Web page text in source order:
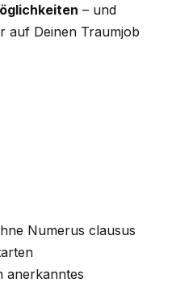
– und
auf Deinen Traumjob
Numerus clausus
anerkanntes